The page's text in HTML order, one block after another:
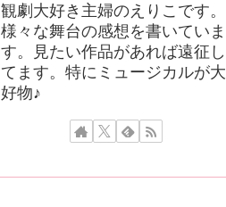
観劇大好き主婦のえりこです。
様々な舞台の感想を書いていま
す。見たい作品があれば遠征し
てます。特にミュージカルが大
好物♪